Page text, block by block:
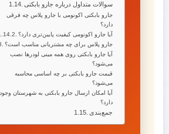
سوالات متداول درباره جارو بابکتی
جارو بابکتی اکونومی با جارو پلاس چه فرقی
دارد؟
آیا جارو اکونومی کیفیت پایین‌تری دارد؟
جارو پلاس برای چه مشتریانی مناسب است؟
آیا جارو بابکتی روی همه مینی لودرها نصب
می‌شود؟
قیمت جارو بابکتی بر چه اساسی محاسبه
می‌شود؟
آیا امکان ارسال جارو بابکتی به شهرستان وجود
دارد؟
جمع‌بندی